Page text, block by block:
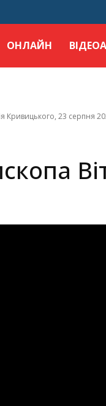
ОНЛАЙН
Кривицького, 23 серпня